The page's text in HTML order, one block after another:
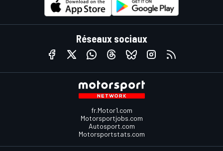
Réseaux sociaux
fr.Motor1.com
Motorsportjobs.com
Autosport.com
Motorsportstats.com